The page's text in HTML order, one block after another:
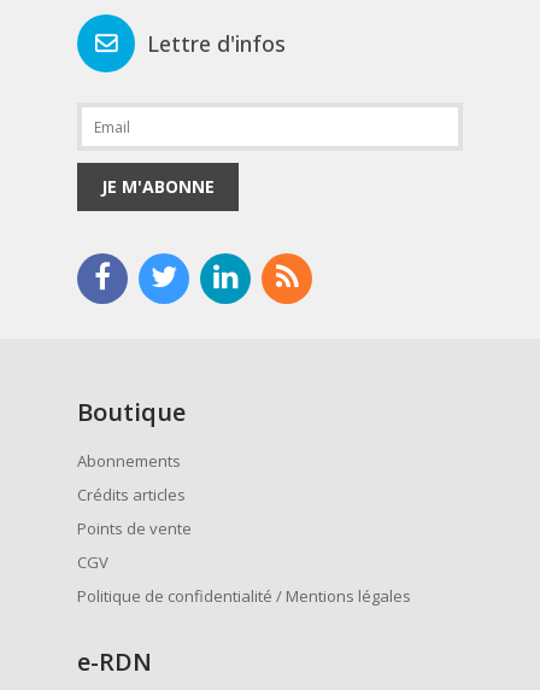
Lettre d'infos
JE M'ABONNE
Boutique
Abonnements
Crédits articles
Points de vente
CGV
Politique de confidentialité / Mentions légales
e-RDN